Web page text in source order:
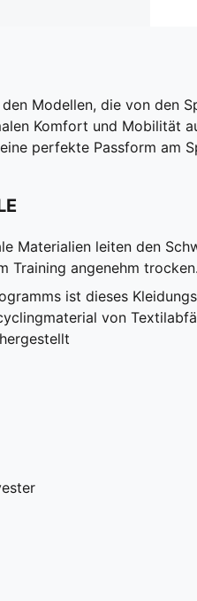
Modellen, die von den
Komfort und Mobilität
perfekte Passform am
Materialien leiten den
Training angenehm trocken.
ist dieses
von